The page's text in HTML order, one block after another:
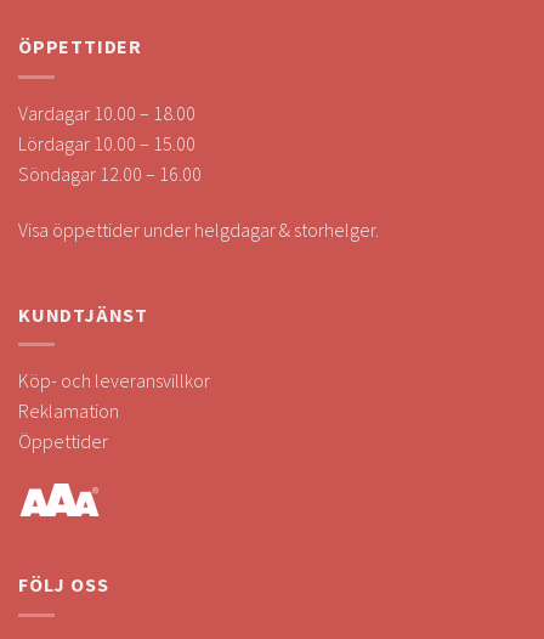
ÖPPETTIDER
Vardagar 10.00 – 18.00
Lördagar 10.00 – 15.00
Söndagar 12.00 – 16.00
Visa öppettider under helgdagar & storhelger.
KUNDTJÄNST
Köp- och leveransvillkor
Reklamation
Öppettider
FÖLJ OSS